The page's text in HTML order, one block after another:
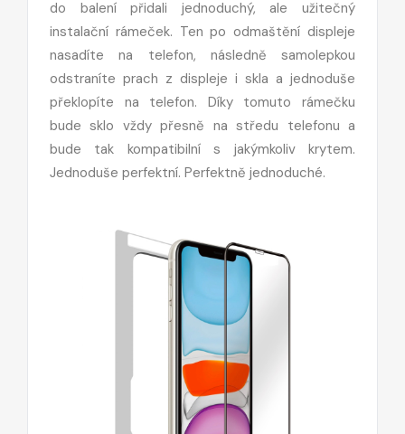
do balení přidali jednoduchý, ale užitečný
instalační rámeček. Ten po odmaštění displeje
nasadíte na telefon, následně samolepkou
odstraníte prach z displeje i skla a jednoduše
překlopíte na telefon. Díky tomuto rámečku
bude sklo vždy přesně na středu telefonu a
bude tak kompatibilní s jakýmkoliv krytem.
Jednoduše perfektní. Perfektně jednoduché.